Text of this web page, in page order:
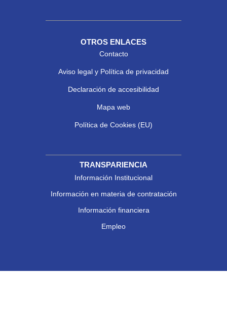
OTROS ENLACES
Contacto
Aviso legal y Política de privacidad
Declaración de accesibilidad
Mapa web
Política de Cookies (EU)
TRANSPARIENCIA
Información Institucional
Información en materia de contratación
Información financiera
Empleo